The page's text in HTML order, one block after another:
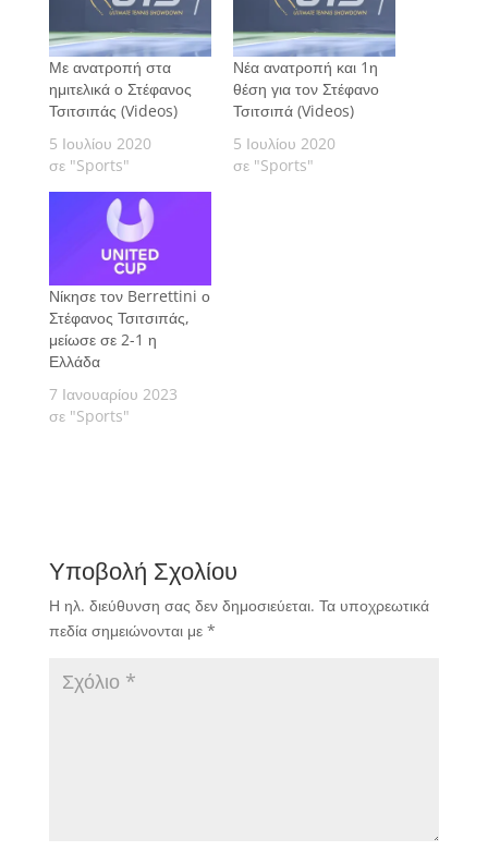
Με ανατροπή στα
ημιτελικά ο Στέφανος
Τσιτσιπάς (Videos)
5 Ιουλίου 2020
σε "Sports"
Νέα ανατροπή και 1η
θέση για τον Στέφανο
Τσιτσιπά (Videos)
5 Ιουλίου 2020
σε "Sports"
Νίκησε τον Berrettini ο
Στέφανος Τσιτσιπάς,
μείωσε σε 2-1 η
Ελλάδα
7 Ιανουαρίου 2023
σε "Sports"
Υποβολή Σχολίου
Η ηλ. διεύθυνση σας δεν δημοσιεύεται. Τα υποχρεωτικά
πεδία σημειώνονται με *